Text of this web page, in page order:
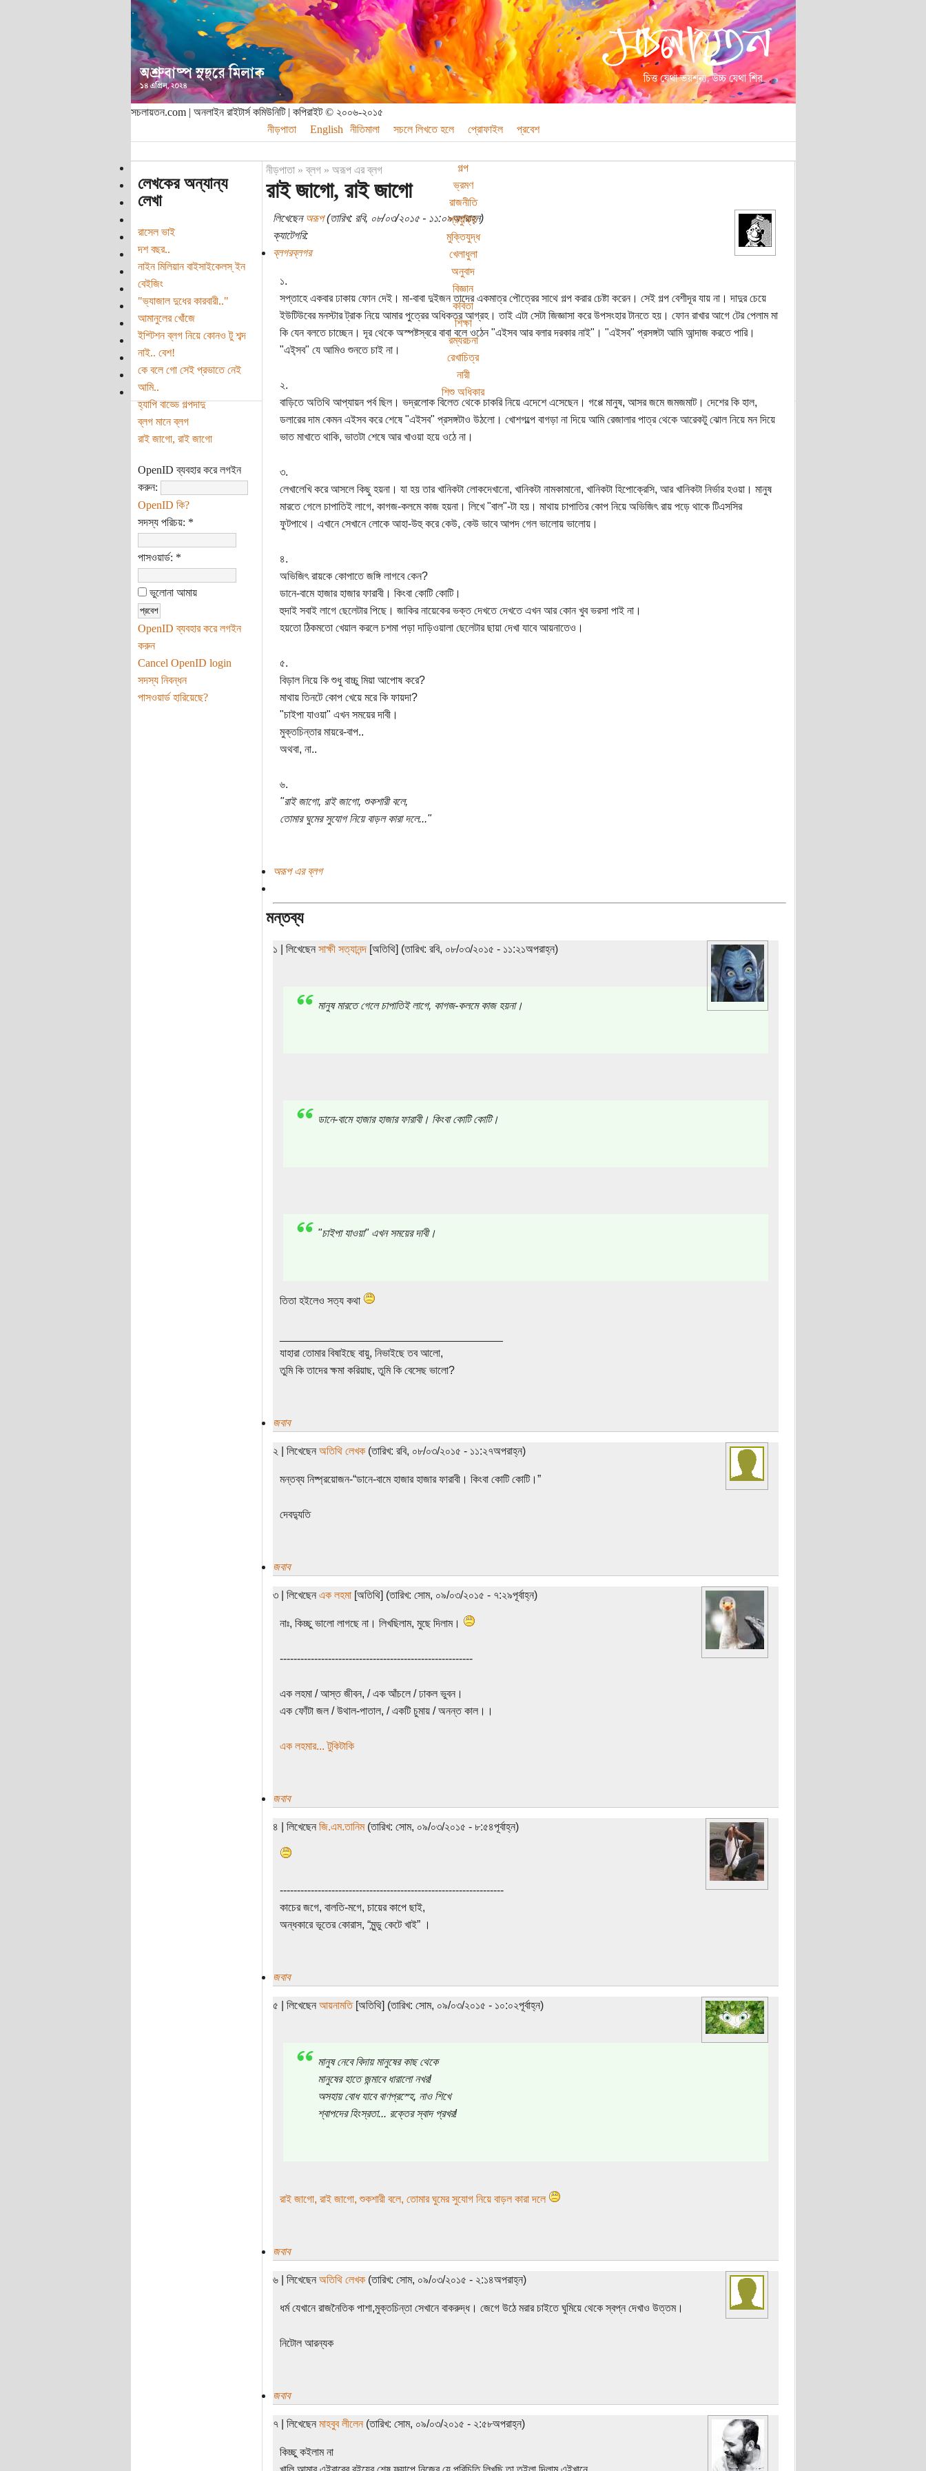
সচলায়তন.com | অনলাইন রাইটার্স কমিউনিটি | কপিরাইট © ২০০৬-২০১৫
নীড়পাতা
English নীতিমালা সচলে লিখতে হলে প্রোফাইল প্রবেশ
গল্প
ভ্রমণ
রাজনীতি
প্রযুক্তি
মুক্তিযুদ্ধ
খেলাধুলা
অনুবাদ
বিজ্ঞান
কবিতা
শিক্ষা
রম্যরচনা
রেখাচিত্র
নারী
শিশু অধিকার
লেখকের অন্যান্য
লেখা
রাসেল ভাই
দশ বছর..
নাইন মিলিয়ান বাইসাইকেলস্ ইন
বেইজিং
"ভ্যাজাল দুধের কারবারী.."
আমানুলের খোঁজে
ইশ্টিশন ব্লগ নিয়ে কোনও টু শব্দ
নাই.. বেশ!
কে বলে গো সেই প্রভাতে নেই
আমি..
হ্যাপি বাড্ডে গল্পদাদু
ব্লগ মানে ব্লগ
রাই জাগো, রাই জাগো
OpenID ব্যবহার করে লগইন
করুন:
OpenID কি?
সদস্য পরিচয়: *
পাসওয়ার্ড: *
ভুলোনা আমায়
OpenID ব্যবহার করে লগইন
করুন
Cancel OpenID login
সদস্য নিবন্ধন
পাসওয়ার্ড হারিয়েছে?
নীড়পাতা»ব্লগ» অরূপ এর ব্লগ
রাই জাগো, রাই জাগো
লিখেছেনঅরূপ(তারিখ: রবি, ০৮/০৩/২০১৫ - ১১:০৯অপরাহ্ন)
ক্যাটেগরি:
ব্লগরব্লগর
১.
সপ্তাহে একবার ঢাকায় ফোন দেই। মা-বাবা দুইজন তাদের একমাত্র পৌত্রের সাথে গল্প করার চেষ্টা করেন। সেই গল্প বেশীদূর যায় না। দাদুর চেয়ে
ইউটিউবের মনস্টার ট্রাক নিয়ে আমার পুত্রের অধিকতর আগ্রহ। তাই এটা সেটা জিজ্ঞাসা করে উপসংহার টানতে হয়। ফোন রাখার আগে টের পেলাম মা
কি যেন বলতে চাচ্ছেন। দূর থেকে অস্পষ্টস্বরে বাবা বলে ওঠেন "এইসব আর বলার দরকার নাই"। "এইসব" প্রসঙ্গটা আমি আন্দাজ করতে পারি।
"এই্সব" যে আমিও শুনতে চাই না।
২.
বাড়িতে অতিথি আপ্যায়ন পর্ব ছিল। ভদ্রলোক বিলেত থেকে চাকরি নিয়ে এদেশে এসেছেন। গপ্পে মানুষ, আসর জমে জমজমাট। দেশের কি হাল,
ডলারের দাম কেমন এইসব করে শেষে "এইসব" প্রসঙ্গটাও উঠলো। খোশগল্পে বাগড়া না দিয়ে আমি রেজালার পাত্র থেকে আরেকটু ঝোল নিয়ে মন দিয়ে
ভাত মাখাতে থাকি, ভাতটা শেষে আর খাওয়া হয়ে ওঠে না।
৩.
লেখালেখি করে আসলে কিছু হয়না। যা হয় তার খানিকটা লোকদেখানো, খানিকটা নামকামানো, খানিকটা হিপোক্রেসি, আর খানিকটা নির্ভার হওয়া। মানুষ
মারতে গেলে চাপাতিই লাগে, কাগজ-কলমে কাজ হয়না। লিখে "বাল"-টা হয়। মাথায় চাপাতির কোপ নিয়ে অভিজিৎ রায় পড়ে থাকে টিএসসির
ফুটপাথে। এখানে সেখানে লোকে আহা-উহু করে কেউ, কেউ ভাবে আপদ গেল ভালোয় ভালোয়।
৪.
অভিজিৎ রায়কে কোপাতে জঙ্গি লাগবে কেন?
ডানে-বামে হাজার হাজার ফারাবী। কিংবা কোটি কোটি।
হুদাই সবাই লাগে ছেলেটার পিছে। জাকির নায়েকের ভক্ত দেখতে দেখতে এখন আর কোন খুব ভরসা পাই না।
হয়তো ঠিকমতো খেয়াল করলে চশমা পড়া দাড়িওয়ালা ছেলেটার ছায়া দেখা যাবে আয়নাতেও।
৫.
বিড়াল নিয়ে কি শুধু বাচ্চু মিয়া আপোষ করে?
মাথায় তিনটে কোপ খেয়ে মরে কি ফায়দা?
"চাইপা যাওয়া" এখন সময়ের দাবী।
মুক্তচিন্তার মায়রে-বাপ..
অথবা, না..
৬.
"রাই জাগো, রাই জাগো, শুকশারী বলে,
তোমার ঘুমের সুযোগ নিয়ে বাড়ল কারা দলে..."
অরূপ এর ব্লগ
মন্তব্য
১ | লিখেছেন সাক্ষী সত্যানন্দ[অতিথি] (তারিখ: রবি, ০৮/০৩/২০১৫ - ১১:২১অপরাহ্ন)
মানুষ মারতে গেলে চাপাতিই লাগে, কাগজ-কলমে কাজ হয়না।
ডানে-বামে হাজার হাজার ফারাবী। কিংবা কোটি কোটি।
"চাইপা যাওয়া" এখন সময়ের দাবী।
তিতা হইলেও সত্য কথা
যাহারা তোমার বিষাইছে বায়ু, নিভাইছে তব আলো,
তুমি কি তাদের ক্ষমা করিয়াছ, তুমি কি বেসেছ ভালো?
জবাব
২ | লিখেছেন অতিথি লেখক(তারিখ: রবি, ০৮/০৩/২০১৫ - ১১:২৭অপরাহ্ন)
মন্তব্য নিষ্প্রয়োজন-“ডানে-বামে হাজার হাজার ফারাবী। কিংবা কোটি কোটি।”
দেবদ্যুতি
জবাব
৩ | লিখেছেন এক লহমা[অতিথি] (তারিখ: সোম, ০৯/০৩/২০১৫ - ৭:২৯পূর্বাহ্ন)
নাঃ, কিচ্ছু ভালো লাগছে না। লিখছিলাম, মুছে দিলাম।
--------------------------------------------------------
এক লহমা / আস্ত জীবন, / এক আঁচলে / ঢাকল ভুবন।
এক ফোঁটা জল / উথাল-পাতাল, / একটি চুমায় / অনন্ত কাল।।
এক লহমার... টুকিটাকি
জবাব
৪ | লিখেছেন জি.এম.তানিম(তারিখ: সোম, ০৯/০৩/২০১৫ - ৮:৫৪পূর্বাহ্ন)
-----------------------------------------------------------------
কাচের জগে, বালতি-মগে, চায়ের কাপে ছাই,
অন্ধকারে ভূতের কোরাস, “মুন্ডু কেটে খাই” ।
জবাব
৫ | লিখেছেন আয়নামতি[অতিথি] (তারিখ: সোম, ০৯/০৩/২০১৫ - ১০:০২পূর্বাহ্ন)
মানুষ নেবে বিদায় মানুষের কাছ থেকে
মানুষের হাতে জন্মাবে ধারালো নখর!
অসহায় বোধ যাবে বাণপ্রস্হে, নাও শিখে
শ্বাপদের হিংস্রতা... রক্তের স্বাদ প্রখর!
রাই জাগো, রাই জাগো, শুকশারী বলে, তোমার ঘুমের সুযোগ নিয়ে বাড়ল কারা দলে
জবাব
৬ | লিখেছেন অতিথি লেখক(তারিখ: সোম, ০৯/০৩/২০১৫ - ২:১৪অপরাহ্ন)
ধর্ম যেখানে রাজনৈতিক পাশা,মুক্তচিন্তা সেখানে বাকরুদ্ধ। জেগে উঠে মরার চাইতে ঘুমিয়ে থেকে স্বপ্ন দেখাও উত্তম।
নিটোল আরন্যক
জবাব
৭ | লিখেছেন মাহবুব লীলেন(তারিখ: সোম, ০৯/০৩/২০১৫ - ২:৫৮অপরাহ্ন)
কিচ্ছু কইলাম না